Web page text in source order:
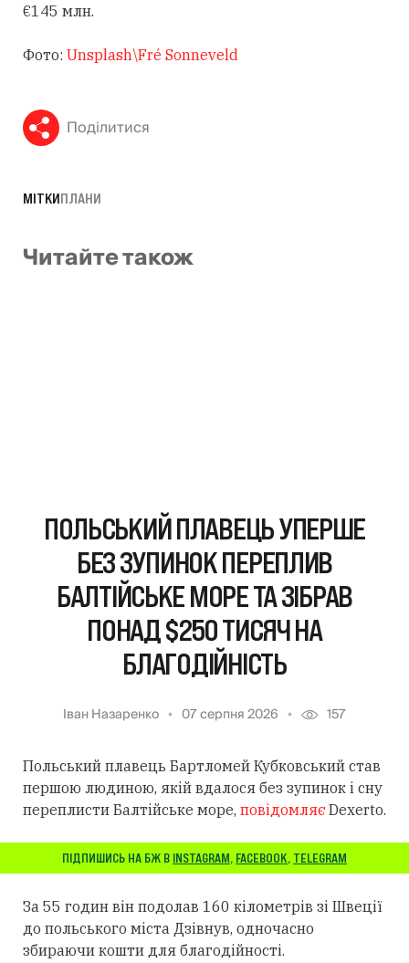
€145 млн.
Фото: Unsplash\Fré Sonneveld
Поділитися
МІТКИПЛАНИ
Читайте також
ПОЛЬСЬКИЙ ПЛАВЕЦЬ УПЕРШЕ
БЕЗ ЗУПИНОК ПЕРЕПЛИВ
БАЛТІЙСЬКЕ МОРЕ ТА ЗІБРАВ
ПОНАД $250 ТИСЯЧ НА
БЛАГОДІЙНІСТЬ
Іван Назаренко 07 серпня 2026 157
Польський плавець Бартломей Кубковський став
першою людиною, якій вдалося без зупинок і сну
переплисти Балтійське море, повідомляєDexerto.
ПІДПИШИСЬ НА БЖ В INSTAGRAM, FACEBOOK, TELEGRAM
За 55 годин він подолав 160 кілометрів зі Швеції
до польського міста Дзівнув, одночасно
збираючи кошти для благодійності.